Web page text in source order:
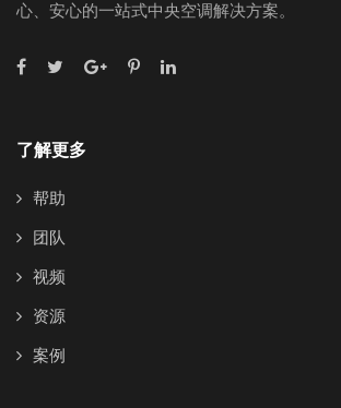
心、安心的一站式中央空调解决方案。
了解更多
帮助
团队
视频
资源
案例